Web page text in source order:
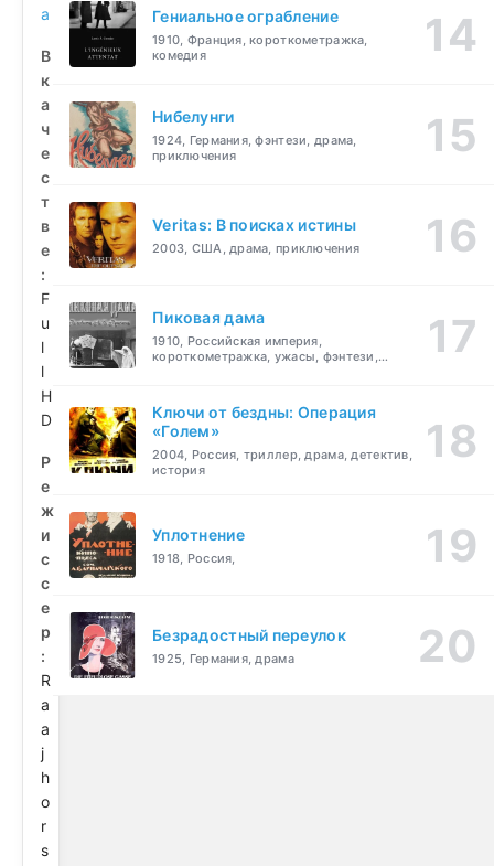
а
В
к
а
ч
е
с
т
в
е
:
F
u
l
l
H
D
Р
е
ж
и
с
с
е
р
:
R
a
a
j
h
o
r
s
Гениальное ограбление
1910, Франция, короткометражка,
комедия
Нибелунги
1924, Германия, фэнтези, драма,
приключения
Veritas: В поисках истины
2003, США, драма, приключения
Пиковая дама
1910, Российская империя,
короткометражка, ужасы, фэнтези,
Ключи от бездны: Операция
«Голем»
2004, Россия, триллер, драма, детектив,
история
Уплотнение
1918, Россия,
Безрадостный переулок
1925, Германия, драма